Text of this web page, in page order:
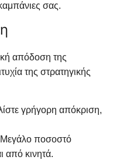
καμπάνιες σας.
απόδοση της
της στρατηγικής
γρήγορη απόκριση,
Μεγάλο ποσοστό
από κινητά.